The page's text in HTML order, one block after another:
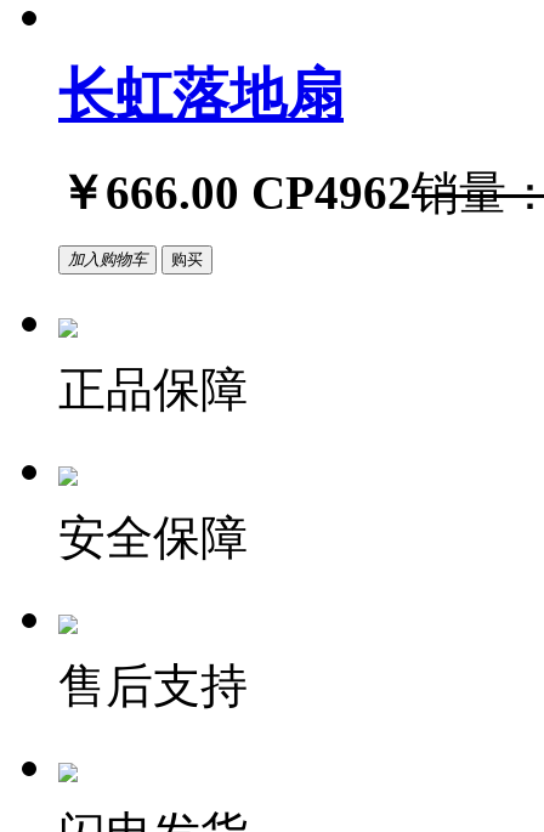
长虹落地扇
￥666.00 CP4962销量
加入购物车 购买
正品保障
安全保障
售后支持